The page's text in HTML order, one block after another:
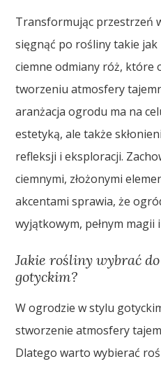
Transformując przestrzeń
sięgnąć po rośliny takie jak
ciemne odmiany róż, które
tworzeniu atmosfery
aranżacja ogrodu ma na
estetyką, ale także
refleksji i eksploracji.
ciemnymi, złożonymi
akcentami sprawia, że
wyjątkowym, pełnym magii
Jakie rośliny wybrać
gotyckim?
W ogrodzie w stylu
stworzenie atmosfery
Dlatego warto wybierać